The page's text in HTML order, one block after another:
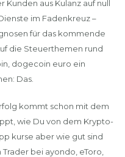
Kunden aus Kulanz auf null
im Fadenkreuz –
für das kommende
die Steuerthemen rund
dogecoin euro ein
Das.
kommt schon mit dem
wie Du von dem Krypto-
kurse aber wie gut sind
bei ayondo, eToro,